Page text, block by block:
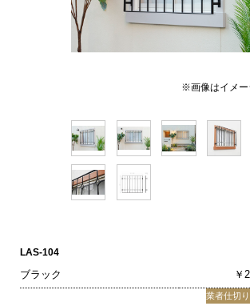
※画像はイメー
LAS-104
ブラック ￥
業者仕切